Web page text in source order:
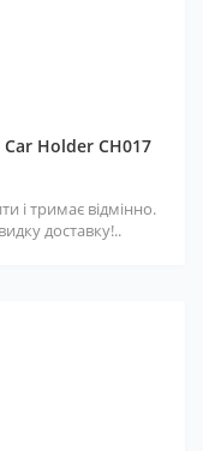
Holder CH017
і тримає відмінно.
доставку!..